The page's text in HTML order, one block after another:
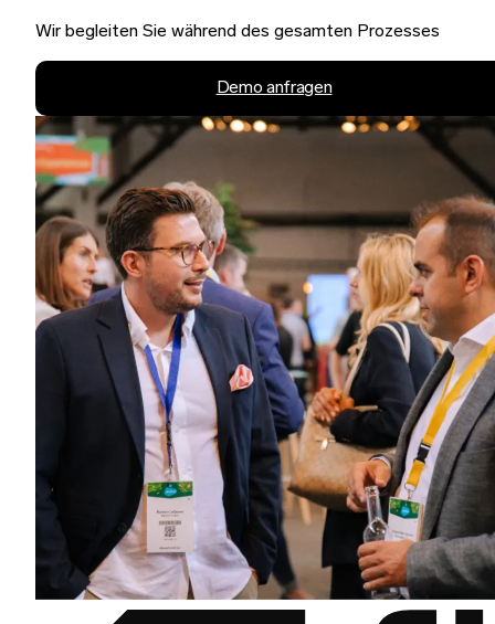
Wir begleiten Sie während des gesamten Prozesses
Demo anfragen